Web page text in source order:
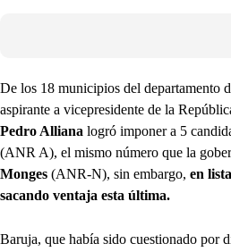
De los 18 municipios del departamento
aspirante a vicepresidente de la
Pedro Alliana logró imponer a 5
(ANR A), el mismo número que la
Monges (ANR-N), sin embargo, en
sacando ventaja esta última.
Baruja, que había sido cuestionado por